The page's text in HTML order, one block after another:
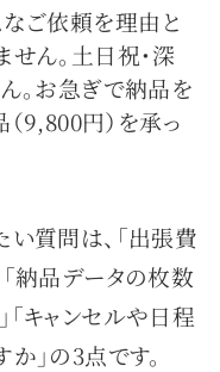
なご依頼を理由と
ん。土日祝・深
。お急ぎで納品を
9,800円）を承っ
質問は、「出張費
納品データの枚数
キャンセルや日程
」の3点です。